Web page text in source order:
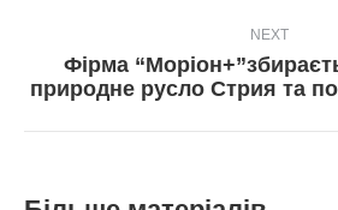
NEXT
Next
post:
Фірма
природне русло Стрия та